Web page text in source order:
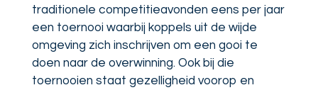
traditionele competitieavonden eens per jaar
een toernooi waarbij koppels uit de wijde
omgeving zich inschrijven om een gooi te
doen naar de overwinning. Ook bij die
toernooien staat gezelligheid voorop en